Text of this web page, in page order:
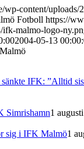
wp-content/uploads/
Fotboll https://
ifk-malmo-logo-
2004-05-13
IFK: ”Alltid
Simrishamn1
sig i IFK Malmö1